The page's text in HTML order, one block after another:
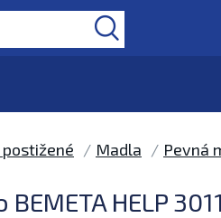
Madla Pevná
HELP